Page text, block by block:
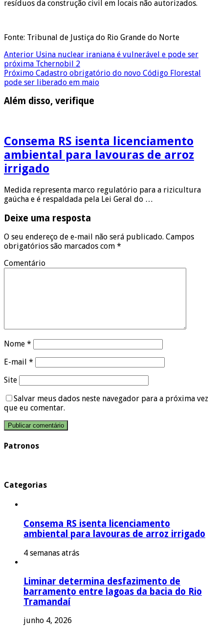
resíduos da construção civil em locais não autorizados.
Fonte: Tribunal de Justiça do Rio Grande do Norte
Anterior Usina nuclear iraniana é vulnerável e pode ser
próxima Tchernobil 2
Próximo Cadastro obrigatório do novo Código Florestal
pode ser liberado em maio
Além disso, verifique
Consema RS isenta licenciamento
ambiental para lavouras de arroz
irrigado
Medida representa marco regulatório para a rizicultura
gaúcha e é respaldada pela Lei Geral do …
Deixe uma resposta
O seu endereço de e-mail não será publicado. Campos
obrigatórios são marcados com *
Comentário
Nome *
E-mail *
Site
Salvar meus dados neste navegador para a próxima vez
que eu comentar.
Patronos
Categorias
Consema RS isenta licenciamento
ambiental para lavouras de arroz irrigado
4 semanas atrás
Liminar determina desfazimento de
barramento entre lagoas da bacia do Rio
Tramandaí
junho 4, 2026